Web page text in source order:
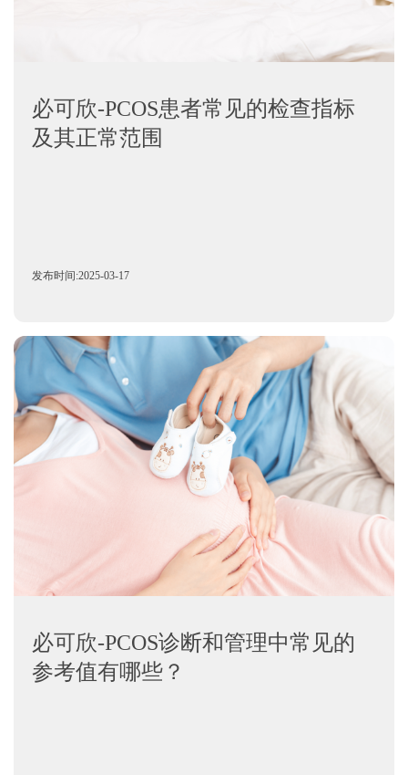
必可欣-PCOS患者常见的检查指标
及其正常范围
发布时间:2025-03-17
必可欣-PCOS诊断和管理中常见的
参考值有哪些？